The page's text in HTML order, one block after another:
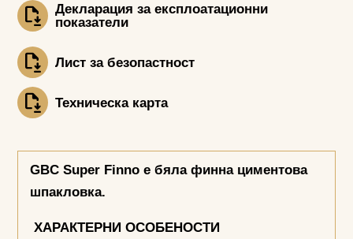
Декларация за експлоатационни
показатели
Лист за безопастност
Техническа карта
GBC Super Finno ебяла финна циментова
шпакловка.
ХАРАКТЕРНИ ОСОБЕНОСТИ